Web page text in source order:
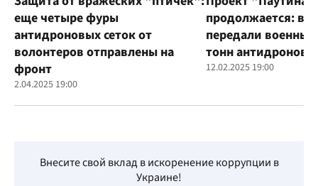
еще четыре фуры
антидроновых сеток от
волонтеров отправлены на
фронт
2.04.2025 19:00
продолжается:
передали
тонн
12.02.2025 19:00
Внесите свой вклад в искоренение коррупции в
Украине!